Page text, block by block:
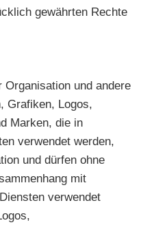
gewährten Rechte
Organisation und andere
Grafiken, Logos,
Marken, die in
verwendet werden,
und dürfen ohne
mit
verwendet